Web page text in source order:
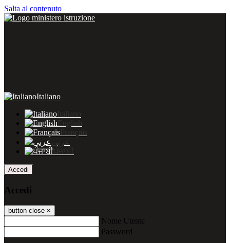
Salta al contenuto
Italiano
Italiano
English
Français
عربى
ਪੰਜਾਬੀ
Accedi
Accedi
button close ×
Nome Utente
Password